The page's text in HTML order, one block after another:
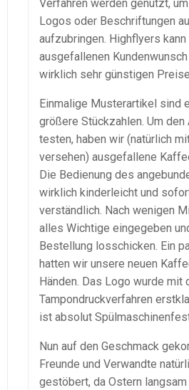
Verfahren werden genutzt,
Logos oder Beschriftungen
aufzubringen. Highflyers
ausgefallenen
wirklich sehr günstigen
Einmalige Musterartikel sind
größere Stückzahlen. Um
testen, haben wir (natürlich
versehen) ausgefallene
Die Bedienung des
wirklich kinderleicht und
verständlich. Nach wenigen
alles Wichtige eingegeben
Bestellung losschicken. Ein
hatten wir unsere neuen
Händen. Das Logo wurde mit
Tampondruckverfahren
ist absolut
Nun auf den Geschmack
Freunde und Verwandte
gestöbert, da Ostern